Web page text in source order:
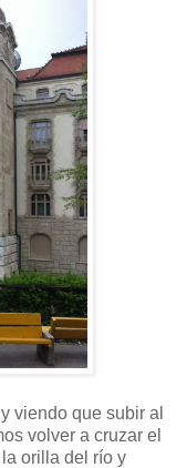
viendo que subir al
volver a cruzar el
orilla del río y